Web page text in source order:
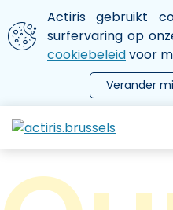
Aller au contenu principal
We gebruiken cookies
Actiris gebruikt
surfervaring op
cookiebeleidvoor
Verander
le menu